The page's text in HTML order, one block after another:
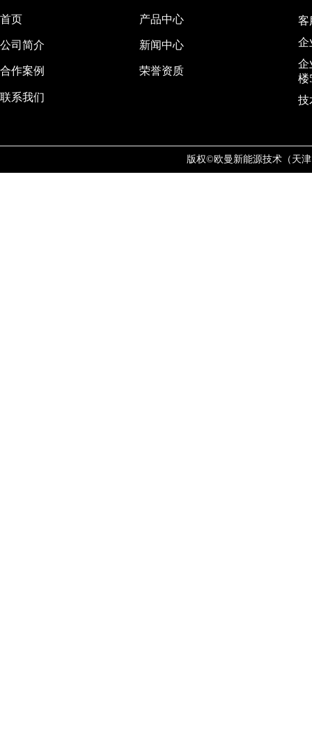
首页 产品中心
公司简介 新闻中心
合作案例 荣誉资质
联系我们
客
企
企
楼
技
版权©欧曼新能源技术（天